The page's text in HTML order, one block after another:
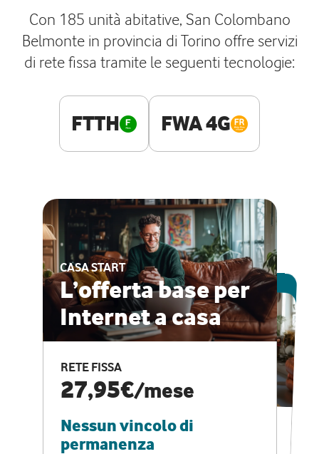
Con 185 unità abitative, San Colombano
Belmonte in provincia di Torino offre servizi
di rete fissa tramite le seguenti tecnologie:
FTTH FWA 4G
CASA START
L’offerta base per
Internet a casa
RETE FISSA
27,95€/mese
Nessun vincolo di
permanenza
ESCLUSIVA ONLINE
CASA PRO
Internet veloce e
vantaggi speciali
RETE FISSA + VODAFONE CLUB
29,95€